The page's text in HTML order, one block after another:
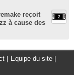
reçoit
à cause des
Equipe du site